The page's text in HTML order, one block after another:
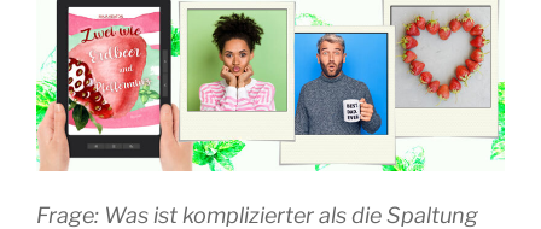
Frage: Was ist komplizierter als die Spaltung